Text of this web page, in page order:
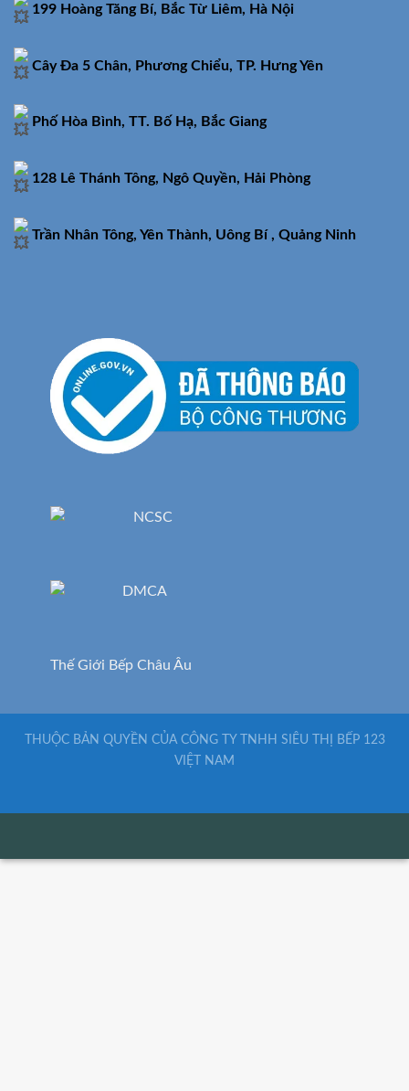
199 Hoàng Tăng Bí, Bắc Từ Liêm, Hà Nội
Cây Đa 5 Chân, Phương Chiểu, TP. Hưng Yên
Phố Hòa Bình, TT. Bố Hạ, Bắc Giang
128 Lê Thánh Tông, Ngô Quyền, Hải Phòng
Trần Nhân Tông, Yên Thành, Uông Bí , Quảng Ninh
Thế Giới Bếp Châu Âu
THUỘC BẢN QUYỀN CỦA CÔNG TY TNHH SIÊU THỊ BẾP 123
VIỆT NAM